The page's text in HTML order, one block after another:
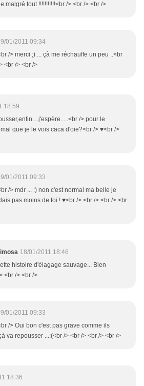
malgré tout !!!!!!!!!!!<br /> <br /> <br />
01/2011 09:34
/> merci ;) ... çà me réchauffe un peu ..<br
<br /> <br />
18:59
/> pour le
que je le vois caca d'oie?<br /> ♥<br />
01/2011 09:33
/> mdr ... :) non c'est normal ma belle je
pas moins de toi ! ♥<br /> <br /> <br /> <br
18/01/2011 18:46
histoire d'élagage sauvage... Bien
<br /> <br />
01/2011 09:33
/> Oui bon c'est pas grave comme ils
va repousser ...:(<br /> <br /> <br /> <br />
18:36